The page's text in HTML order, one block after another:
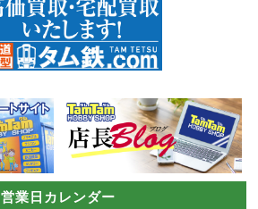
営業日カレンダー